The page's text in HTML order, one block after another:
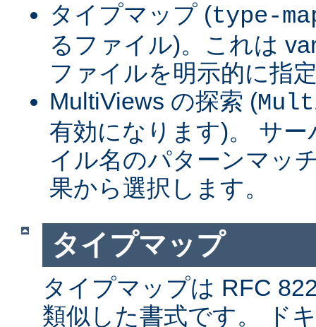
タイプマップ (type-
るファイル)。これは
ファイルを明示的に指
MultiViews の探索 (
有効になります)。 サ
イル名のパターンマッ
果から選択します。
タイプマップ
タイプマップは RFC
類似した書式です。 ド